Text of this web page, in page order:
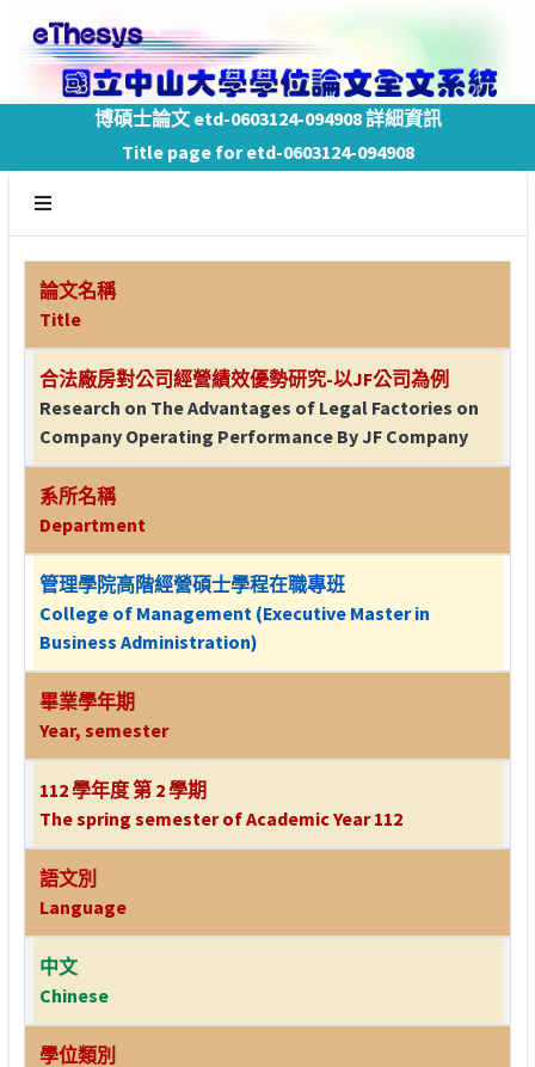
博碩士論文 etd-0603124-094908 詳細資訊
Title page for etd-0603124-094908
論文名稱
Title
合法廠房對公司經營績效優勢研究-以JF公司為例
Research on The Advantages of Legal Factories on
Company Operating Performance By JF Company
系所名稱
Department
管理學院高階經營碩士學程在職專班
College of Management (Executive Master in
Business Administration)
畢業學年期
Year, semester
112 學年度 第 2 學期
The spring semester of Academic Year 112
語文別
Language
中文
Chinese
學位類別